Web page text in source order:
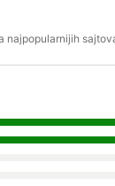
najpopularnijih